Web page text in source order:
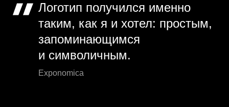
Логотип получился именно
таким, как я и хотел: простым,
запоминающимся
и символичным.
Exponomica